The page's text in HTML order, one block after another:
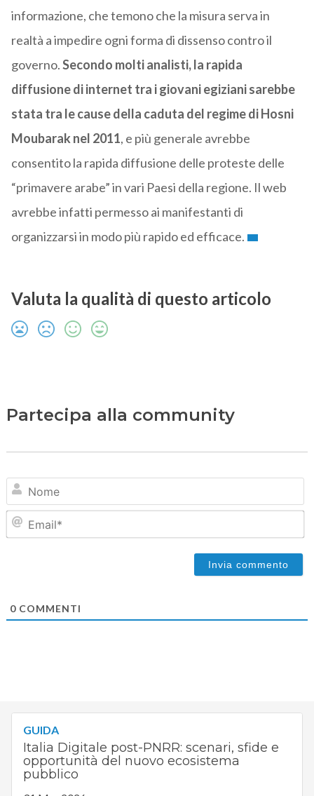
informazione, che temono che la misura serva in
realtà a impedire ogni forma di dissenso contro il
governo.Secondo molti analisti, la rapida
diffusione di internet tra i giovani egiziani sarebbe
stata tra le cause della caduta del regime di Hosni
Moubarak nel 2011, e più generale avrebbe
consentito la rapida diffusione delle proteste delle
“primavere arabe” in vari Paesi della regione. Il web
avrebbe infatti permesso ai manifestanti di
organizzarsi in modo più rapido ed efficace.
Valuta la qualità di questo articolo
Partecipa alla community
0COMMENTI
GUIDA
Italia Digitale post-PNRR: scenari, sfide e
opportunità del nuovo ecosistema
pubblico